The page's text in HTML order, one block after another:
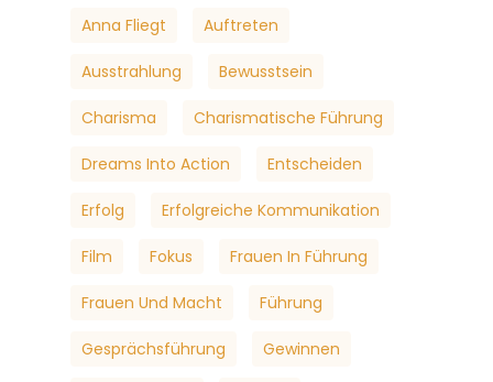
Anna Fliegt Auftreten
Ausstrahlung Bewusstsein
Charisma Charismatische Führung
Dreams Into Action Entscheiden
Erfolg Erfolgreiche Kommunikation
Film Fokus Frauen In Führung
Frauen Und Macht Führung
Gesprächsführung Gewinnen